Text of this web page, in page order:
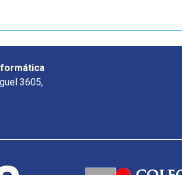
3605,